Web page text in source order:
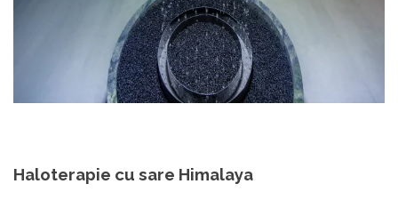
Haloterapie cu sare Himalaya